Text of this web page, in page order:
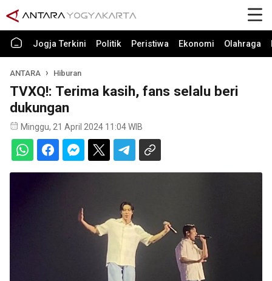
Jogja Terkini Politik Peristiwa Ekonomi Olahraga
ANTARA Hiburan
TVXQ!: Terima kasih, fans selalu beri
dukungan
Minggu, 21 April 2024 11:04 WIB